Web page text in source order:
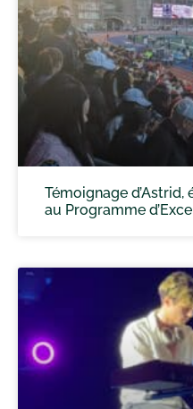
Témoignage
au Programme